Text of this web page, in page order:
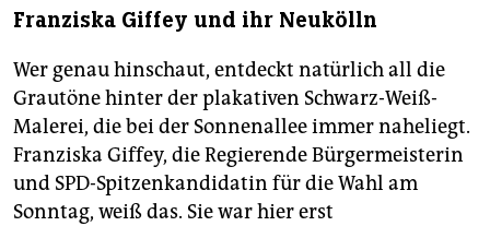
Franziska Giffey und ihr Neukölln
Wer genau hinschaut, entdeckt natürlich all die
Grautöne hinter der plakativen Schwarz-Weiß-
Malerei, die bei der Sonnenallee immer naheliegt.
Franziska Giffey, die Regierende Bürgermeisterin
und SPD-Spitzenkandidatin für die Wahl am
Sonntag, weiß das. Sie war hier erst